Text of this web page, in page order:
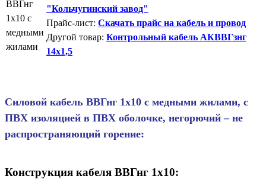
"Кольчугинский завод"
Прайс-лист: Скачать прайс на кабель и провод
Другой товар: Контрольный кабель АКВВГзнг
14х1,5
Силовой кабель ВВГнг 1х10 с медными жилами, с
ПВХ изоляцией в ПВХ оболочке, негорючий – не
распространяющий горение:
Конструкция кабеля ВВГнг 1х10: